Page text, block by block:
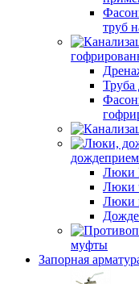
труб
Труба
Люки
Люки
муфты
Запорная